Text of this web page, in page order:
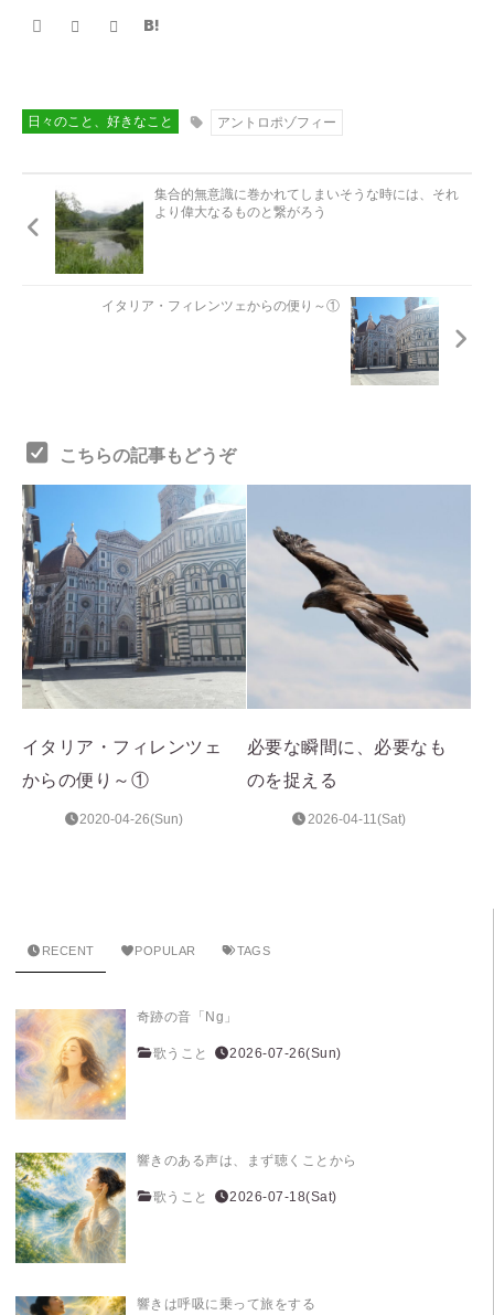
日々のこと、好きなこと アントロポゾフィー
集合的無意識に巻かれてしまいそうな時には、それ
より偉大なるものと繋がろう
イタリア・フィレンツェからの便り～①
こちらの記事もどうぞ
イタリア・フィレンツェ
からの便り～①
2020-04-26(Sun)
必要な瞬間に、必要なも
のを捉える
2026-04-11(Sat)
RECENT POPULAR TAGS
奇跡の音「Ng」
歌うこと 2026-07-26(Sun)
響きのある声は、まず聴くことから
歌うこと 2026-07-18(Sat)
響きは呼吸に乗って旅をする